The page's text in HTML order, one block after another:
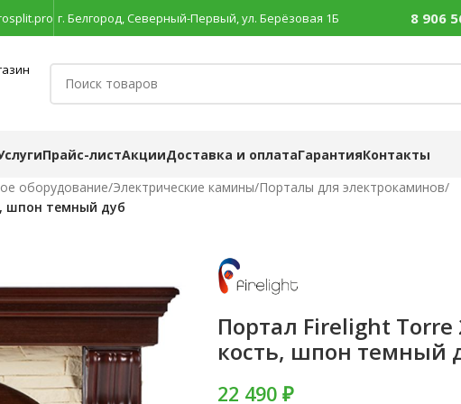
г. Белгород, Северный-Первый, ул. Берёзовая 1Б 8 906
Прайс-листАкцииДоставка и оплатаГарантияКонтакты
оборудование/Электрические камины/Порталы для электрокаминов/
шпон темный дуб
Портал Firelight Torre
кость, шпон темный
22 490 ₽